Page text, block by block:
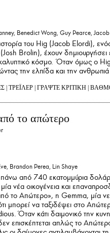
Benedict Wong, Guy Pearce,
του Hig (Jacob Elordi),
Brolin), έχουν
κόσμο. Όταν όμως ο
την ελπίδα και την
ΤΡΕΪΛΕΡ ΓΡΑΨΤΕ ΚΡΙΤΙΚΗ
το απώτερο
Brandon Perea, Lin Shaye
πάνω από 740 εκατομμύρια
νέα οικογένεια και
το Απώτερο», η Gemma, μία
μπορεί να ταξιδέψει στο
Όταν κάτι δαιμονικό την
επισκέπτεται απλώς το